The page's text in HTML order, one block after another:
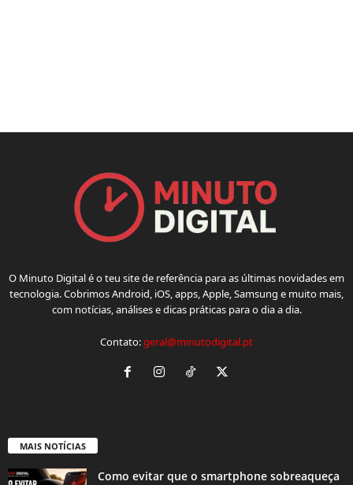
O Minuto Digital é o teu site de referência para as últimas novidades em
tecnologia. Cobrimos Android, iOS, apps, Apple, Samsung e muito mais,
com notícias, análises e dicas práticas para o dia a dia.
Contato:geral@minutodigital.pt
MAIS NOTÍCIAS
Como evitar que o smartphone sobreaqueça